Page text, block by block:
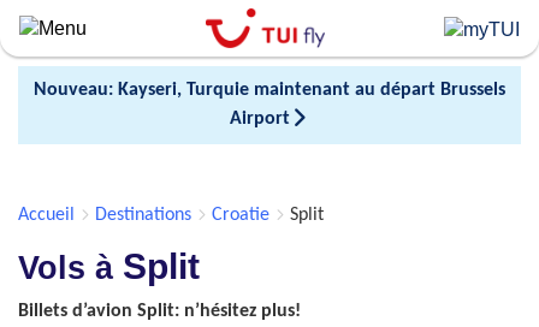
Skip
to
main
contentNouveau: Kayseri, Turquie maintenant au départ Brussels
Airport
Accueil Destinations Croatie Split
Vols à Split
Billets d’avion Split: n’hésitez plus!